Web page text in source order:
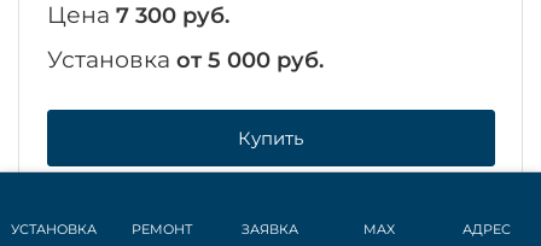
Цена 7 300 руб.
Установка от 5 000 руб.
Купить
УСТАНОВКА РЕМОНТ ЗАЯВКА MAX АДРЕС